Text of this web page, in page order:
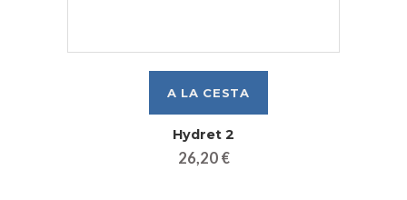
Hydret 2
26,20 €